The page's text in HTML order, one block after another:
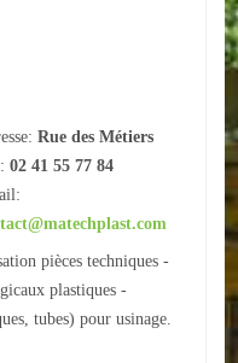
Rue des Métiers
02 41 55 77 84
pièces techniques -
plastiques -
tubes) pour usinage.